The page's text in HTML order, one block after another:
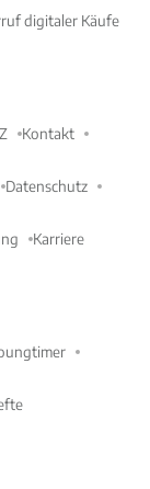
digitaler Käufe
Kontakt
Datenschutz
Karriere